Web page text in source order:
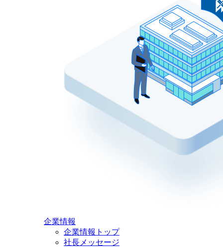
企業情報
企業情報トップ
社長メッセージ